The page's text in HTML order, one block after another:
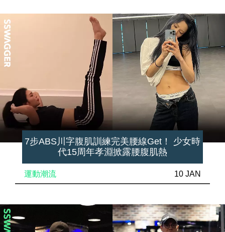
7步ABS川字腹肌訓練完美腰線Get！ 少女時
代15周年孝淵掀露腰腹肌熱
運動潮流 10 JAN